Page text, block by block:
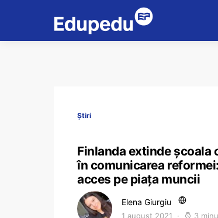
Știri
Finlanda extinde
în comunicarea
acces pe piața muncii
Elena Giurgiu
1 august 2021 3